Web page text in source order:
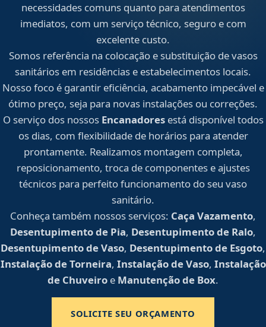
necessidades comuns quanto para atendimentos
imediatos, com um serviço técnico, seguro e com
excelente custo.
Somos referência na colocação e substituição de vasos
sanitários em residências e estabelecimentos locais.
Nosso foco é garantir eficiência, acabamento impecável e
ótimo preço, seja para novas instalações ou correções.
O serviço dos nossos Encanadoresestá disponível todos
os dias, com flexibilidade de horários para atender
prontamente. Realizamos montagem completa,
reposicionamento, troca de componentes e ajustes
técnicos para perfeito funcionamento do seu vaso
sanitário.
Conheça também nossos serviços: Caça Vazamento,
Desentupimento de Pia, Desentupimento de Ralo,
Desentupimento de Vaso, Desentupimento de Esgoto,
Instalação de Torneira, Instalação de Vaso, Instalação
de Chuveiro e Manutenção de Box.
SOLICITE SEU ORÇAMENTO